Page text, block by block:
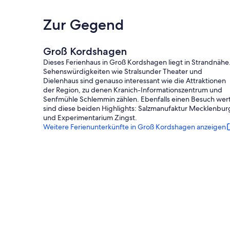
Zur Gegend
Groß Kordshagen
Dieses Ferienhaus in Groß Kordshagen liegt in Strandnähe.
Sehenswürdigkeiten wie Stralsunder Theater und
Dielenhaus sind genauso interessant wie die Attraktionen
der Region, zu denen Kranich-Informationszentrum und
Senfmühle Schlemmin zählen. Ebenfalls einen Besuch
sind diese beiden Highlights: Salzmanufaktur
und Experimentarium Zingst.
Weitere Ferienunterkünfte in Groß Kordshagen anzeigen